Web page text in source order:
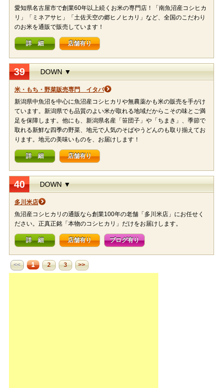
愛知県名古屋市で創業60年以上続くお米の専門店！「南魚沼産コシヒカ
リ」「ミネアサヒ」「土佐天空の郷ヒノヒカリ」など、全国のこだわり
のお米を通販で販売しています！
詳 細 店舗有り
39 DOWN ▼
米・もち・野菜販売専門 イタバ
新潟県中魚沼を中心に魚沼産コシヒカリや無農薬かも米の販売を手がけ
ています。新潟県でも品質のよい米が取れる地域だからこその味とご満
足を保障します。他にも、新潟県名産「笹団子」や「ちまき」、季節で
取れる新鮮な四季の野菜、地元で人気のそばやうどんのも取り揃えてお
ります。地元の美味いものを、お届けします！
詳 細 店舗有り
40 DOWN ▼
多川米店
魚沼産コシヒカリの通販なら創業100年の老舗「多川米店」にお任せく
ださい。正真正銘「本物のコシヒカリ」だけをお届けします。
詳 細 店舗有り ブログ有り
<< 1 2 3 >>